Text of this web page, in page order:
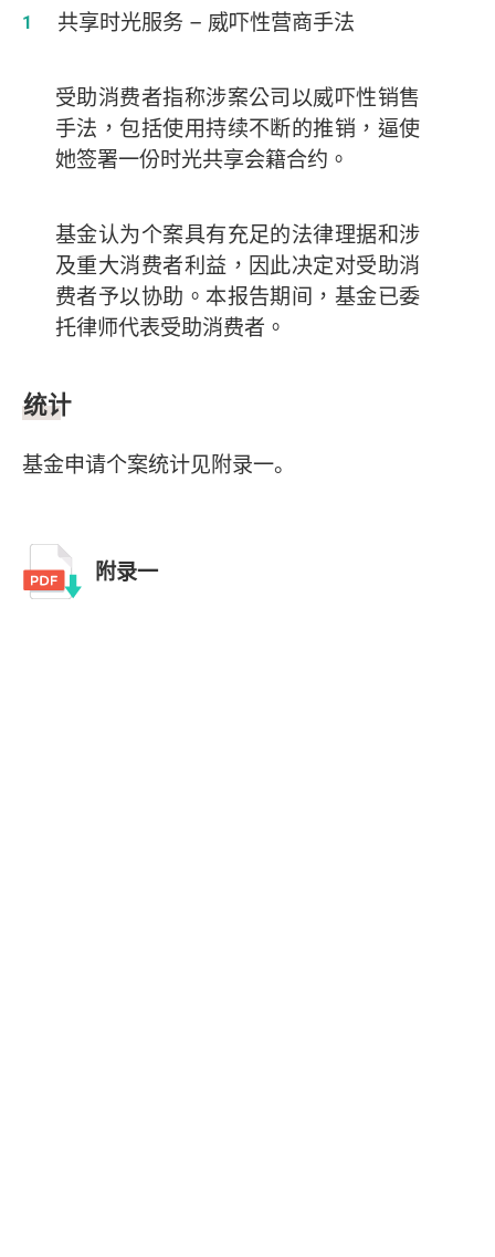
共享时光服务 – 威吓性营商手法
受助消费者指称涉案公司以威吓性销售
手法，包括使用持续不断的推销，逼使
她签署一份时光共享会籍合约。
基金认为个案具有充足的法律理据和涉
及重大消费者利益，因此决定对受助消
费者予以协助。本报告期间，基金已委
托律师代表受助消费者。
统计
基金申请个案统计见附录一。
附录一